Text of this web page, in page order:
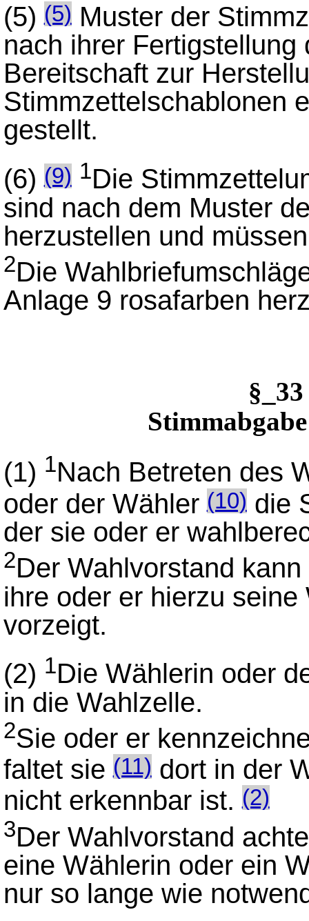
(5)(5) Muster der
nach ihrer
Bereitschaft zur
Stimmzettelschablonen
gestellt.
(6)(9) 1Die
sind nach dem Muster
herzustellen und
2Die
Anlage 9 rosafarben
(1) 1Nach Betreten des
oder der Wähler(10)die
der sie oder er
2Der Wahlvorstand
ihre oder er hierzu
vorzeigt.
(2) 1Die Wählerin oder
in die Wahlzelle.
2Sie oder er
faltet sie(11)dort in der
nicht erkennbar ist.(2)
3Der Wahlvorstand
eine Wählerin oder ein
nur so lange wie